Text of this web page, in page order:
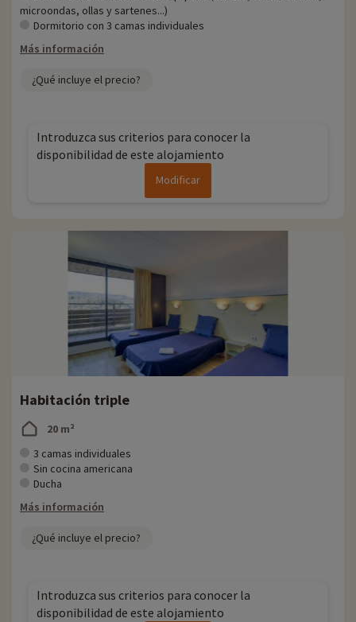
microondas, ollas y sartenes...)
Dormitorio con 3 camas individuales
Más información
¿Qué incluye el precio?
Introduzca sus criterios para conocer la
disponibilidad de este alojamiento
Modificar
Habitación triple
20 m²
3 camas individuales
Sin cocina americana
Ducha
Más información
¿Qué incluye el precio?
Introduzca sus criterios para conocer la
disponibilidad de este alojamiento